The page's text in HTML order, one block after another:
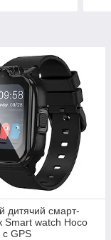
дитячий смарт-
Smart watch Hoco
c GPS